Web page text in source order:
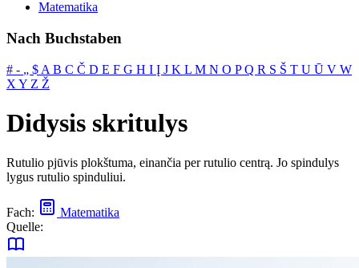
Matematika
Nach Buchstaben
# ‐ „ $ A B C Č D E F G H I Į J K L M N O PQ R S Š T U Ū V W
X Y Z Ž
Didysis skritulys
Rutulio pjūvis plokštuma, einančia per rutulio centrą. Jo spindulys
lygus rutulio spinduliui.
Fach:
Matematika
Quelle: